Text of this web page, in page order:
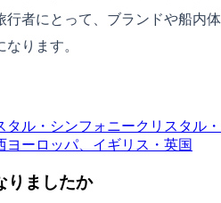
行者にとって、ブランドや船内体
ります。
タル・シンフォニークリスタル・
ヨーロッパ、イギリス・英国
りましたか